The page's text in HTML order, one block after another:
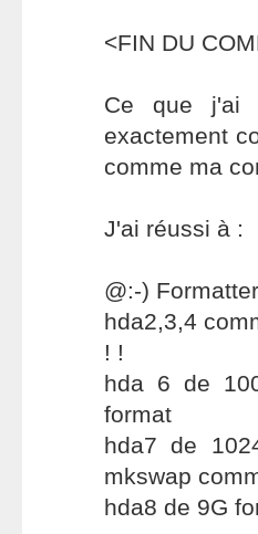
<FIN DU
Ce que j'ai
exactement
comme ma
J'ai réussi à :
@:-)
hda2,3,4
! !
hda 6 de
format
hda7 de
mkswap
hda8 de 9G